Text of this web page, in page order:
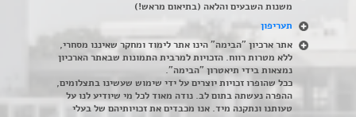
משנות השבעים והלאה (בתיאום מראש!)
תעריפון
אתר ארכיון "הבימה" הינו אתר לימוד ומחקר שאיננו מסחרי,
ללא מטרות רווח. הזכויות למרבית התמונות שבאתר הארכיון
נמצאות בידי תיאטרון "הבימה".
ככל שהופרו זכויות יוצרים על ידי שימוש שעשינו בתצלומים,
ההפרה נעשתה בתום לב. נודה מאוד לכל מי שיודיע לנו על
טעותנו ונתקנה מיד. אנו מכבדים את זכויותיהם של בעלי